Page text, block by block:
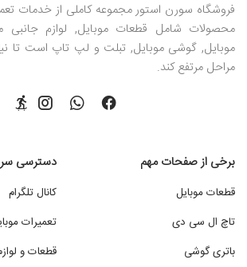
فروشگاه سورن استور مجموعه کاملی از خدمات
محصولات شامل قطعات موبایل, لوازم جانبی
موبایل, گوشی موبایل, تبلت و لپ تاپ است تا
مراحل مرتفع کند.
برخی از صفحات مهم
قطعات موبایل
تاچ ال سی دی
باتری گوشی
دسترسی
کانال تلگرام
تعمیرات
قطعات و